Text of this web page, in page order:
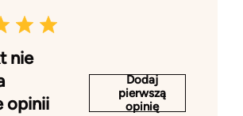
nie
opinii
Dodaj
pierwszą
opinię